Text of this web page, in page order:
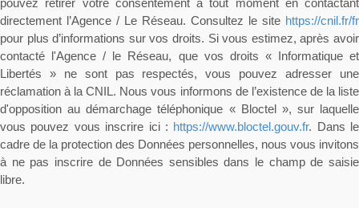
pouvez retirer votre consentement à tout moment en contactant
directement l’Agence / Le Réseau. Consultez le site https://cnil.fr/fr
pour plus d’informations sur vos droits. Si vous estimez, après avoir
contacté l'Agence / le Réseau, que vos droits « Informatique et
Libertés » ne sont pas respectés, vous pouvez adresser une
réclamation à la CNIL. Nous vous informons de l’existence de la liste
d'opposition au démarchage téléphonique « Bloctel », sur laquelle
vous pouvez vous inscrire ici : https://www.bloctel.gouv.fr. Dans le
cadre de la protection des Données personnelles, nous vous invitons
à ne pas inscrire de Données sensibles dans le champ de saisie
libre.